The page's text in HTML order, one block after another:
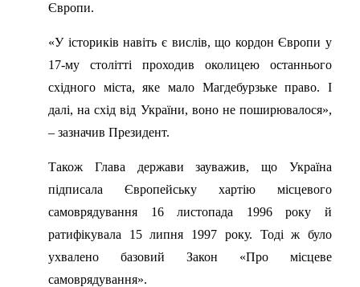
Європи.
«У істориків навіть є вислів, що кордон Європи у
17-му столітті проходив околицею останнього
східного міста, яке мало Магдебурзьке право. І
далі, на схід від України, воно не поширювалося»,
– зазначив Президент.
Також Глава держави зауважив, що Україна
підписала Європейську хартію місцевого
самоврядування 16 листопада 1996 року й
ратифікувала 15 липня 1997 року. Тоді ж було
ухвалено базовий Закон «Про місцеве
самоврядування».